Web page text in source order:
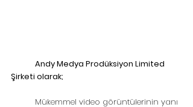
Andy Medya Prodüksiyon Limited
Şirketi olarak;